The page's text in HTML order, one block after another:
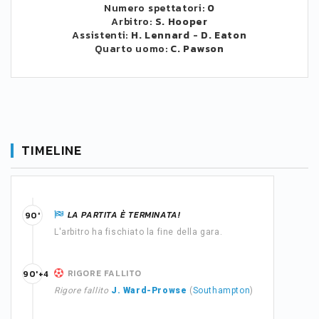
Numero spettatori: 0
Arbitro: S. Hooper
Assistenti: H. Lennard - D. Eaton
Quarto uomo: C. Pawson
TIMELINE
LA PARTITA È TERMINATA!
L'arbitro ha fischiato la fine della gara.
90'
RIGORE FALLITO
Rigore fallito J. Ward-Prowse (Southampton)
90'+4